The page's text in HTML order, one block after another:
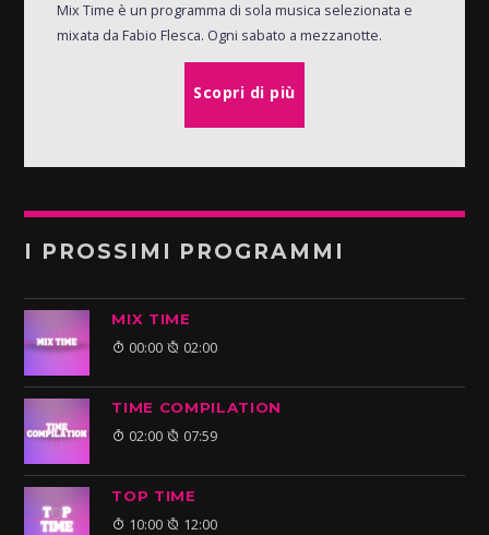
Mix Time è un programma di sola musica selezionata e
mixata da Fabio Flesca. Ogni sabato a mezzanotte.
Scopri di più
I PROSSIMI PROGRAMMI
MIX TIME
00:00 02:00
TIME COMPILATION
02:00 07:59
TOP TIME
10:00 12:00